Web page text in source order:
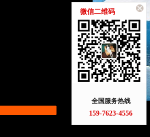
微信二维码
全国服务热线
159-7623-4556